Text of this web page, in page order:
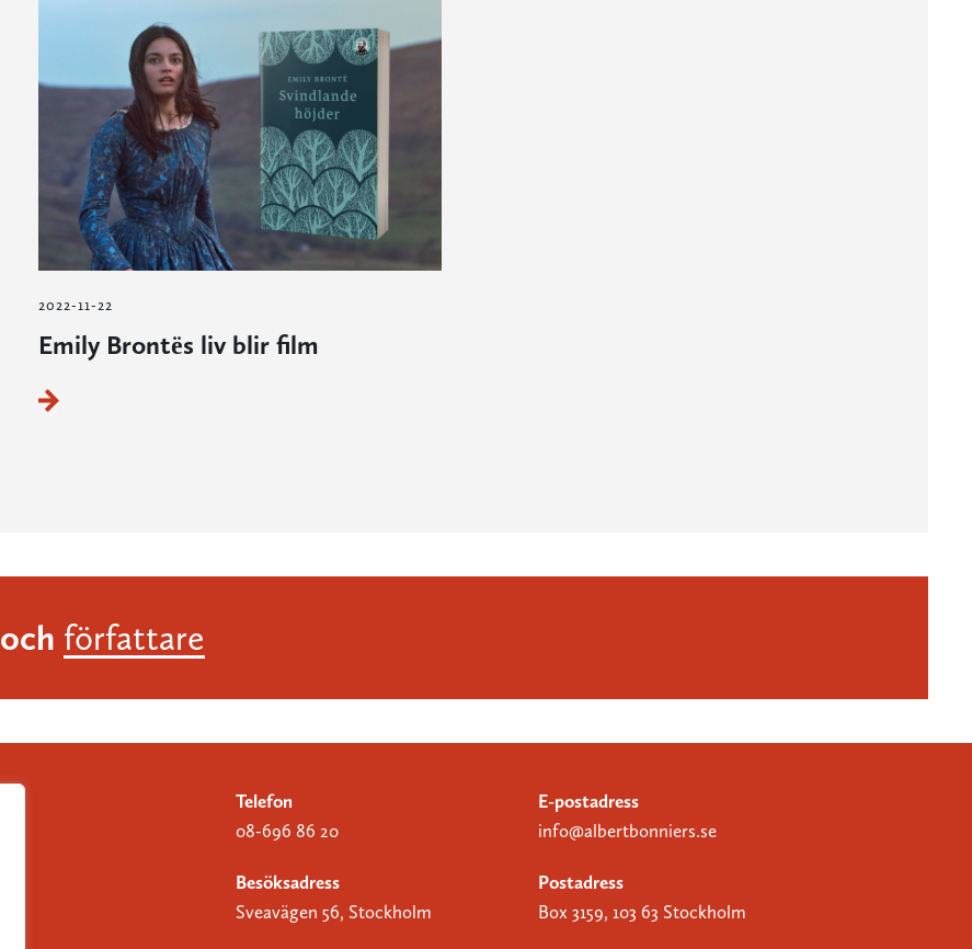
2022-11-22
Emily Brontës liv blir film
och författare
Telefon
08-696 86 20
E-postadress
info@albertbonniers.se
Besöksadress
Sveavägen 56, Stockholm
Postadress
Box 3159, 103 63 Stockholm